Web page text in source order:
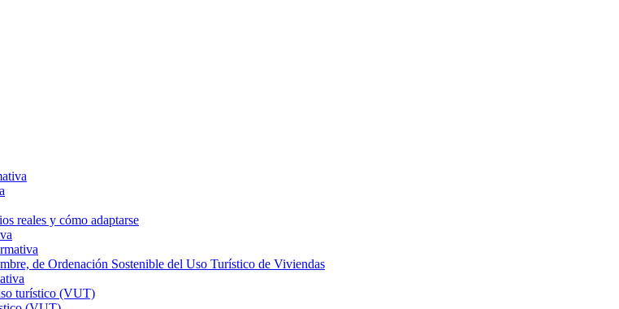
reales y cómo adaptarse
de Ordenación Sostenible del Uso Turístico de Viviendas
turístico (VUT)